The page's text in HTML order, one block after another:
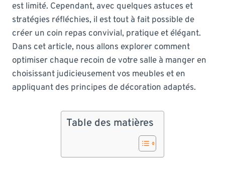
est limité. Cependant, avec quelques astuces et
stratégies réfléchies, il est tout à fait possible de
créer un coin repas convivial, pratique et élégant.
Dans cet article, nous allons explorer comment
optimiser chaque recoin de votre salle à manger en
choisissant judicieusement vos meubles et en
appliquant des principes de décoration adaptés.
Table des matières